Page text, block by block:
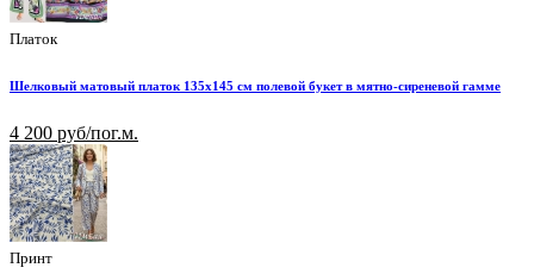
Платок
Шелковый матовый платок 135х145 см полевой букет в мятно-сиреневой гамме
4 200 руб/пог.м.
Принт